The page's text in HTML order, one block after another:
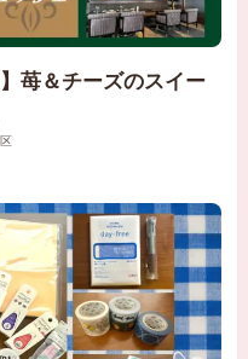
苺＆チーズのスイー